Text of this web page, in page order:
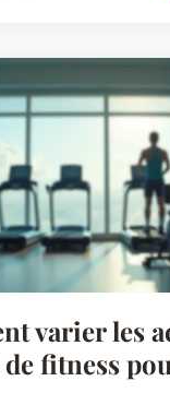
varier les
de fitness